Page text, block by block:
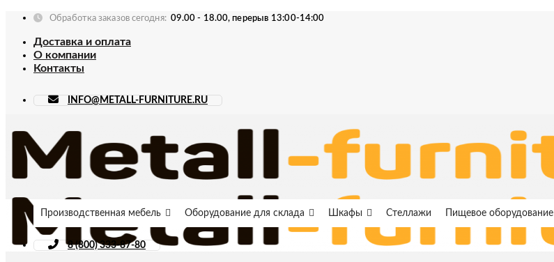
Skip
content
Обработка заказов сегодня: 09.00 - 18.00, перерыв 13:00-14:00
Доставка и оплата
О компании
Контакты
INFO@METALL-FURNITURE.RU
Производственная мебель Оборудование для склада Шкафы Стеллажи Пищевое оборудование
8 (800) 333-87-80